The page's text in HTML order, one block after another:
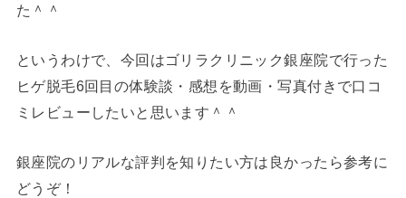
た＾＾
というわけで、今回はゴリラクリニック銀座院で行った
ヒゲ脱毛6回目の体験談・感想を動画・写真付きで口コ
ミレビューしたいと思います＾＾
銀座院のリアルな評判を知りたい方は良かったら参考に
どうぞ！